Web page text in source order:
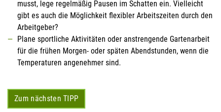
musst, lege regelmäßig Pausen im Schatten ein. Vielleicht
gibt es auch die Möglichkeit flexibler Arbeitszeiten durch den
Arbeitgeber?
Plane sportliche Aktivitäten oder anstrengende Gartenarbeit
für die frühen Morgen- oder späten Abendstunden, wenn die
Temperaturen angenehmer sind.
Zum nächsten TIPP